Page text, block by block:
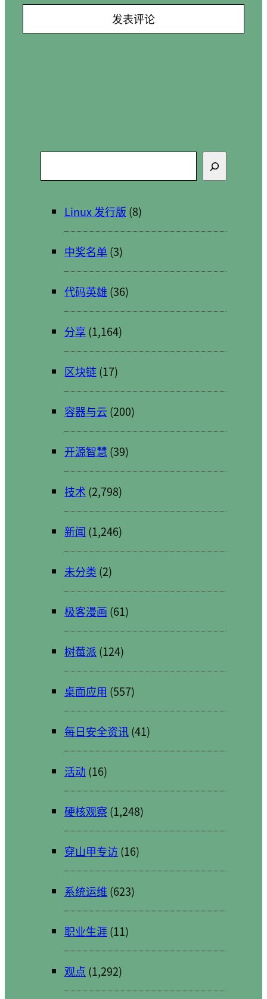
索
Linux 发行版 (8)
中奖名单 (3)
代码英雄 (36)
分享 (1,164)
区块链(17)
容器与云 (200)
开源智慧 (39)
技术 (2,798)
新闻 (1,246)
未分类 (2)
极客漫画 (61)
树莓派 (124)
桌面应用 (557)
每日安全资讯(41)
活动 (16)
硬核观察 (1,248)
穿山甲专访(16)
系统运维 (623)
职业生涯(11)
观点 (1,292)